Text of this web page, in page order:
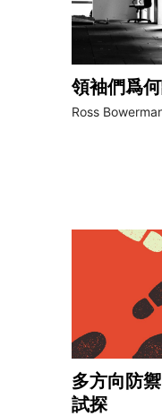
領袖們爲
Ross
多方向防
試探